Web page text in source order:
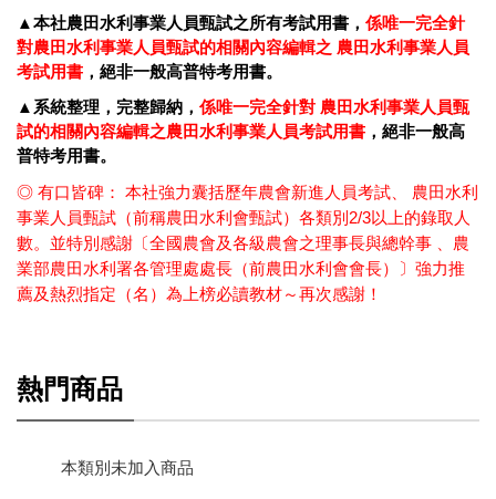
▲本社農田水利事業人員甄試之所有考試用書， 係唯一完全針
對農田水利事業人員甄試的相關內容編輯之 農田水利事業人員
考試用書 ，絕非一般高普特考用書。
▲系統整理，完整歸納， 係唯一完全針對 農田水利事業人員甄
試的相關內容編輯之農田水利事業人員考試用書 ，絕非一般高
普特考用書。
◎ 有口皆碑： 本社強力囊括歷年農會新進人員考試、 農田水利
事業人員甄試（前稱農田水利會甄試）各類別2/3以上的錄取人
數。並特別感謝〔全國農會及各級農會之理事長與總幹事 、農
業部農田水利署各管理處處長（前農田水利會會長）〕強力推
薦及熱烈指定（名）為上榜必讀教材～再次感謝！
熱門商品
本類別未加入商品